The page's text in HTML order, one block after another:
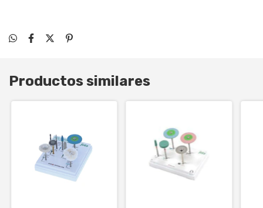
Productos similares